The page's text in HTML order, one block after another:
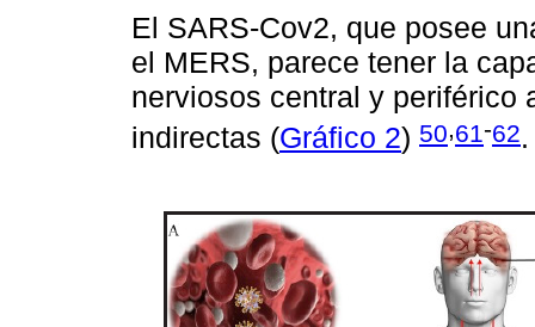
El SARS-Cov2, que posee
el MERS, parece tener la
nerviosos central y periférico
indirectas (Gráfico 2) 50,61-62.